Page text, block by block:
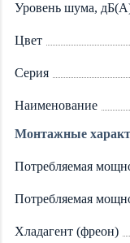
Уровень шума,
Цвет
Серия
Наименование
Монтажные
Потребляемая
Потребляемая
Хладагент (фреон)